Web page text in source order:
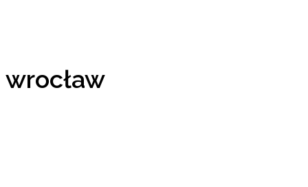
wrocław